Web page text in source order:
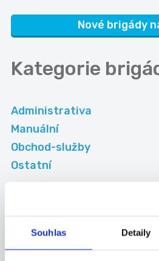
Souhlas Detaily
Nové brigády
Kategorie
Administrativa
Manuální
Obchod-služby
Ostatní
Děčín
Chomutov
Litoměřice